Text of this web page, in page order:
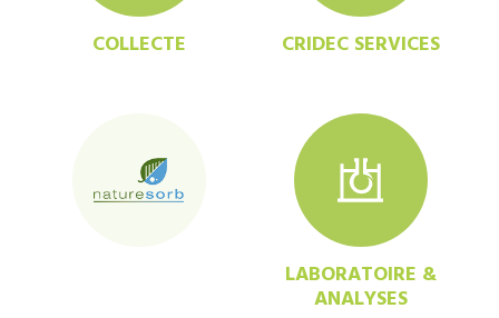
COLLECTE CRIDEC SERVICES
LABORATOIRE &
ANALYSES